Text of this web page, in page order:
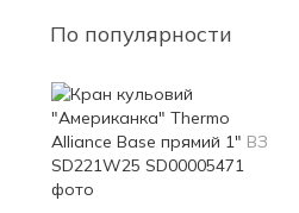
По популярности